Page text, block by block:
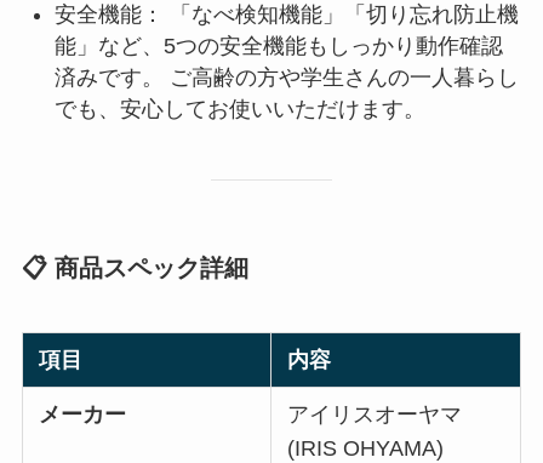
安全機能： 「なべ検知機能」「切り忘れ防止機
能」など、5つの安全機能もしっかり動作確認
済みです。 ご高齢の方や学生さんの一人暮らし
でも、安心してお使いいただけます。
📋 商品スペック詳細
項目 内容
メーカー
アイリスオーヤマ
(IRIS OHYAMA)